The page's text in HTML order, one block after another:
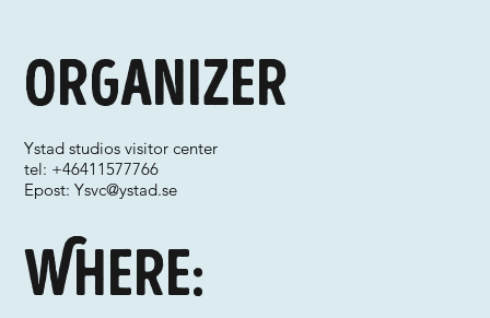
Where:
Organizer
Ystad studios visitor center
tel: +46411577766
Epost:Ysvc@ystad.se